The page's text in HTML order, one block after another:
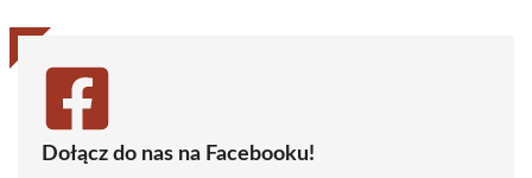
Dołącz do nas na Facebooku!